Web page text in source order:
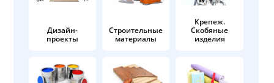
Дизайн-
проекты
Строительные
материалы
Крепеж.
Скобяные
изделия